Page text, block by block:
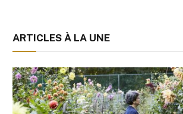
ARTICLES À LA UNE